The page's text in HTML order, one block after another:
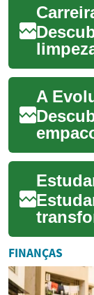
pes...
FINANÇAS